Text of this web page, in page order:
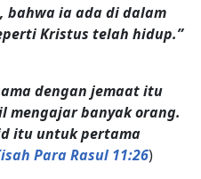
bahwa ia ada di dalam
Kristus telah hidup.”
dengan jemaat itu
mengajar banyak orang.
itu untuk pertama
Para Rasul 11:26)